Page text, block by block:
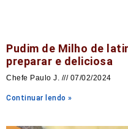
Pudim de Milho de
preparar e deliciosa
Chefe Paulo J. 07/02/2024
Continuar lendo »